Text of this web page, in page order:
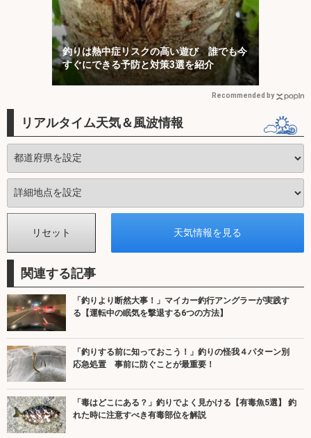
釣りは熱中症リスクの高い遊び 誰でも今
すぐにできる予防と対策3選を紹介
Recommended by
リアルタイム天気＆風波情報
関連する記事
「釣りより断然大事！」マイカー釣行アングラーが実践す
る【運転中の眠気を撃退する6つの方法】
「釣りする前に知っておこう！」釣りの怪我４パターン別
応急処置 事前に防ぐことが最重要！
「毒はどこにある？」釣りでよく見かける【有毒魚5選】 釣
れた時に注意すべき有毒部位を解説